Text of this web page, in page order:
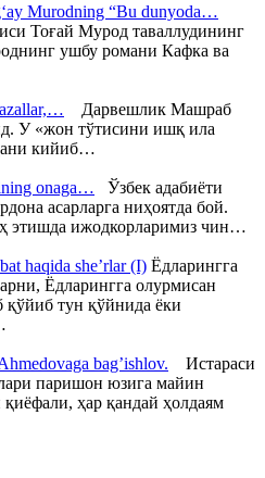
Murodning “Bu dunyoda…
Тоғай Мурод таваллудининг
ушбу романи Кафка ва
Дарвешлик Машраб
У «жон тўтисини ишқ ила
кийиб…
onaga… Ўзбек адабиёти
асарларга ниҳоятда бой.
этишда ижодкорларимиз чин…
haqida she’rlar (I) Ёдларингга
Ёдларингга олурмисан
тун қўйнида ёки
bag’ishlov. Истараси
паришон юзига майин
ҳар қандай ҳолдаям